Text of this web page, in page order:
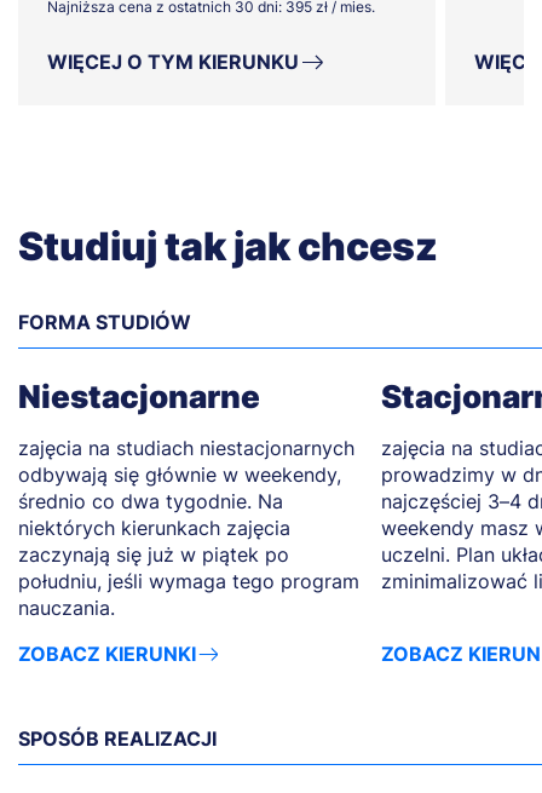
Najniższa cena z ostatnich 30 dni: 395 zł / mies.
WIĘCEJ O TYM KIERUNKU
Studiuj tak jak chcesz
FORMA STUDIÓW
Niestacjonarne
zajęcia na studiach niestacjonarnych
odbywają się głównie w weekendy,
średnio co dwa tygodnie. Na
niektórych kierunkach zajęcia
zaczynają się już w piątek po
południu, jeśli wymaga tego program
nauczania.
ZOBACZ KIERUNKI
zajęcia na
prowadzimy w
najczęściej 3–4
weekendy masz
uczelni. Plan
zminimalizować
ZOBACZ
SPOSÓB REALIZACJI